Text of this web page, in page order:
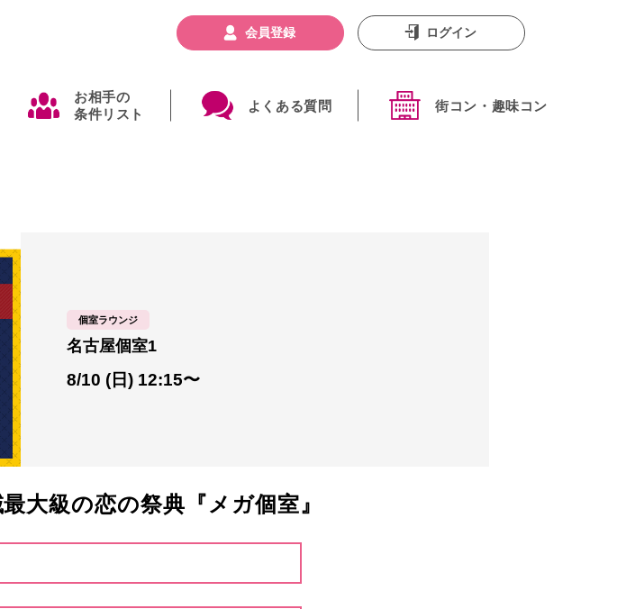
お相手の
条件リスト
よくある質問 街コン・趣味コン
会員登録 ログイン
8/10 (日) 12:15〜
個室ラウンジ
名古屋個室1
大級の恋の祭典『メガ個室』